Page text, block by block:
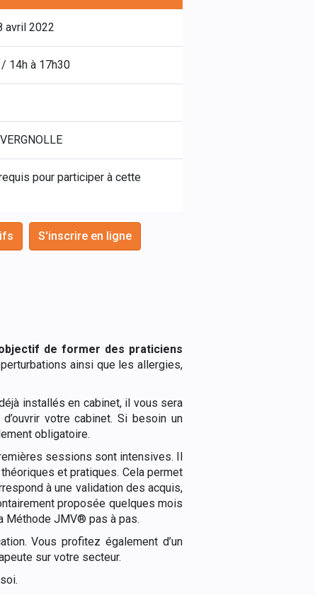
avril 2022
14h à 17h30
pour participer à cette
S'inscrire en ligne
de former des praticiens
ainsi que les allergies,
installés en cabinet, il vous sera
votre cabinet. Si besoin un
obligatoire.
sessions sont intensives. Il
et pratiques. Cela permet
à une validation des acquis,
proposée quelques mois
Méthode JMV® pas à pas.
Vous profitez également d’un
sur votre secteur.